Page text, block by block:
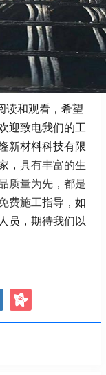
读和观看，希望
迎致电我们的工
新材料科技有限
， 具有丰富的生
质量为先，都是
费施工指导， 如
员，期待我们以